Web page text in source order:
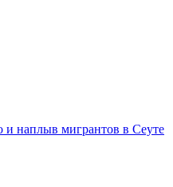
и наплыв мигрантов в Сеуте